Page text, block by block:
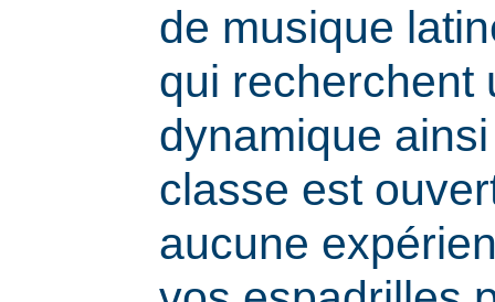
de musique
qui recherchent
dynamique
classe est
aucune